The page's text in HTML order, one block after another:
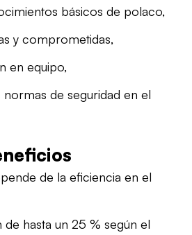
básicos de polaco,
y comprometidas,
en equipo,
de seguridad en el
de la eficiencia en el
hasta un 25 % según el